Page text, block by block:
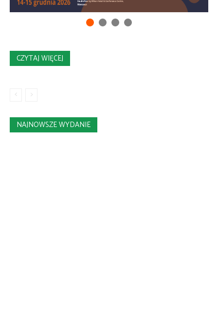
CZYTAJ WIĘCEJ
NAJNOWSZE WYDANIE